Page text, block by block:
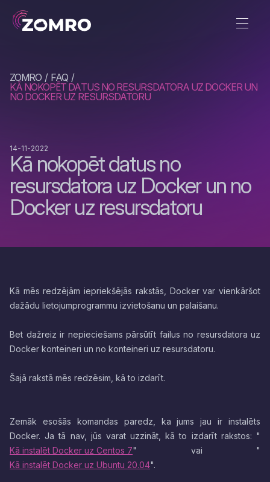
ZOMRO
FAQ
KĀ NOKOPĒT DATUS NO RESURSDATORA UZ DOCKER UN
NO DOCKER UZ RESURSDATORU
Kā nokopēt datus no
resursdatora uz Docker un no
Docker uz resursdatoru
14-11-2022
Kā mēs redzējām iepriekšējās rakstās, Docker var vienkāršot
dažādu lietojumprogrammu izvietošanu un palaišanu.
Bet dažreiz ir nepieciešams pārsūtīt failus no resursdatora uz
Docker konteineri un no konteineri uz resursdatoru.
Šajā rakstā mēs redzēsim, kā to izdarīt.
Zemāk esošās komandas paredz, ka jums jau ir instalēts
Docker. Ja tā nav, jūs varat uzzināt, kā to izdarīt rakstos: "
Kā instalēt Docker uz Centos 7" vai "
Kā instalēt Docker uz Ubuntu 20.04".